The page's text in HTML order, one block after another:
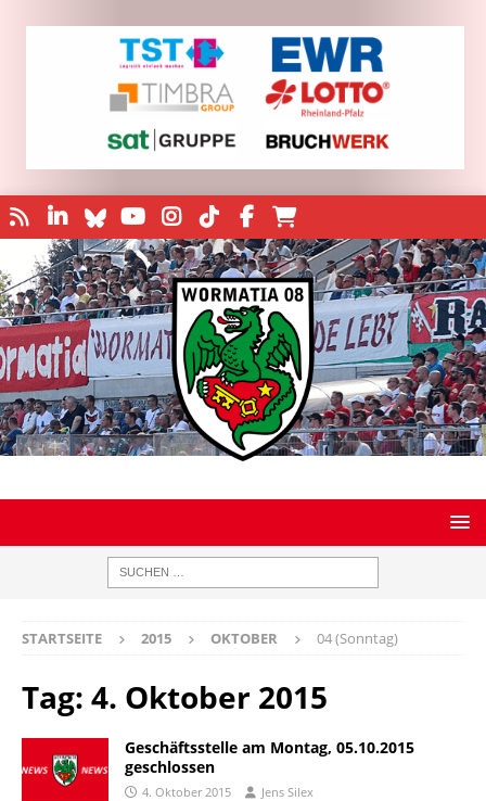
STARTSEITE 2015 OKTOBER 04 (Sonntag)
Tag: 4. Oktober 2015
Geschäftsstelle am Montag, 05.10.2015
geschlossen
4. Oktober 2015 Jens Silex